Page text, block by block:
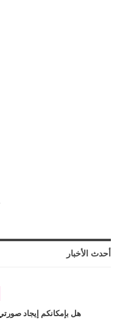
-
أحدث الأخبار
هل بإمكانكم إيجاد صورتي